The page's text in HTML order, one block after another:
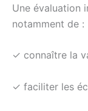
Une évaluation
notamment de :
✓ connaître la
✓ faciliter les